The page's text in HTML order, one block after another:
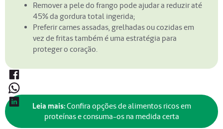
Remover a pele do frango pode ajudar a reduzir até
45% da gordura total ingerida;
Preferir carnes assadas, grelhadas ou cozidas em
vez de fritas também é uma estratégia para
proteger o coração.
Leia mais:Confira opções de alimentos ricos em
proteínas e consuma-os na medida certa